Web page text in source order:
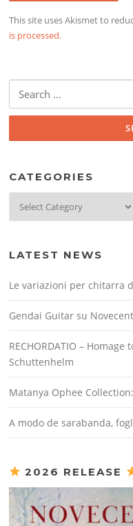
This site uses Akismet to
is processed.
for:
CATEGORIES
LATEST NEWS
Le variazioni per chitarra
Gendai Guitar su
RECHORDATIO –
Schuttenhelm
Matanya Ophee
A modo de sarabanda,
2026 RELEASE